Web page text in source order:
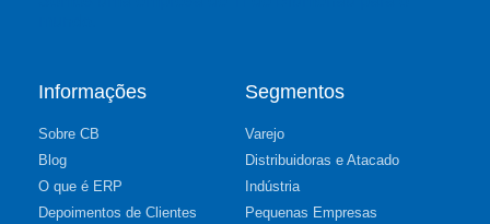
Informações
Sobre CB
Blog
O que é ERP
Depoimentos de Clientes
Segmentos
Varejo
Distribuidoras e Atacado
Indústria
Pequenas Empresas